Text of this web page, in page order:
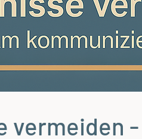
vermeiden